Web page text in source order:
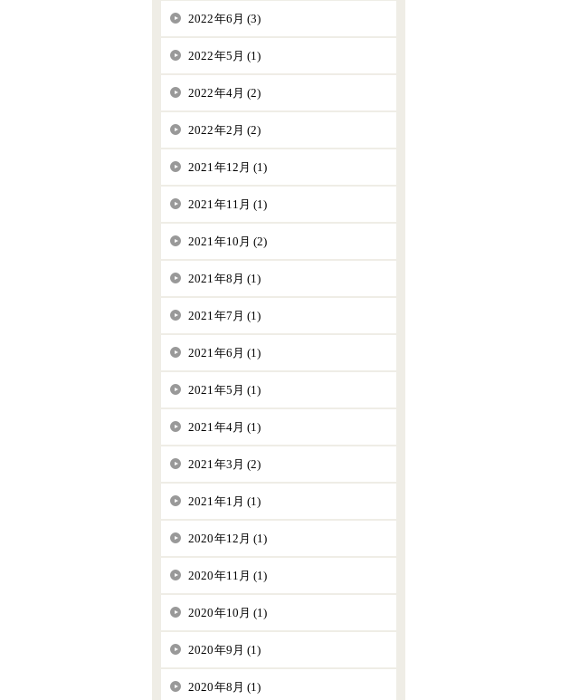
2022年6月 (3)
2022年5月 (1)
2022年4月 (2)
2022年2月 (2)
2021年12月 (1)
2021年11月 (1)
2021年10月 (2)
2021年8月 (1)
2021年7月 (1)
2021年6月 (1)
2021年5月 (1)
2021年4月 (1)
2021年3月 (2)
2021年1月 (1)
2020年12月 (1)
2020年11月 (1)
2020年10月 (1)
2020年9月 (1)
2020年8月 (1)